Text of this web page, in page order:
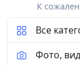
К
Все
Фото,